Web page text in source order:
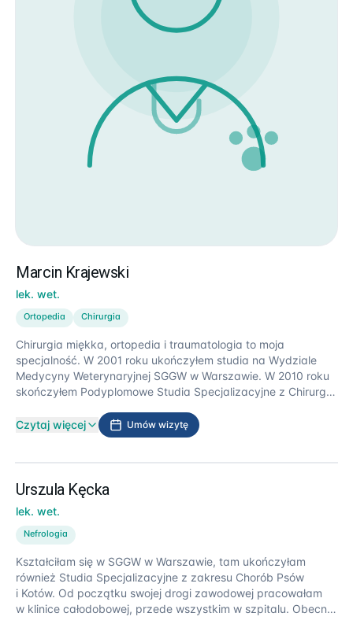
Marcin Krajewski
lek. wet.
Ortopedia Chirurgia
Chirurgia miękka, ortopedia i traumatologia to moja
specjalność. W 2001 roku ukończyłem studia na Wydziale
Medycyny Weterynaryjnej SGGW w Warszawie. W 2010 roku
skończyłem Podyplomowe Studia Specjalizacyjne z Chirurgii
w Olsztynie. W roku 2015 ukończyłem szkolenie z technik
operacyjnych TTA i TPLO prowadzone przez prof. Filippo
Czytaj więcej Umów wizytę
Urszula Kęcka
lek. wet.
Nefrologia
Kształciłam się w SGGW w Warszawie, tam ukończyłam
również Studia Specjalizacyjne z zakresu Chorób Psów
i Kotów. Od początku swojej drogi zawodowej pracowałam
w klinice całodobowej, przede wszystkim w szpitalu. Obecnie